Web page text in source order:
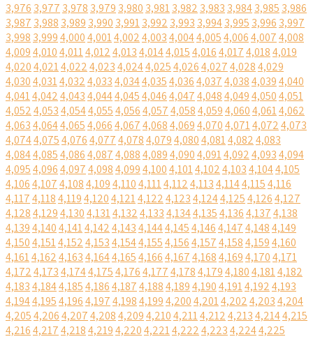
3,976 3,977 3,978 3,979 3,980 3,9813,982 3,983 3,9843,985 3,986
3,987 3,988 3,989 3,990 3,9913,992 3,993 3,9943,995 3,996 3,997
3,998 3,9994,0004,0014,0024,0034,0044,0054,0064,0074,008
4,0094,0104,0114,0124,0134,0144,0154,0164,0174,0184,019
4,0204,0214,0224,0234,0244,0254,0264,0274,0284,029
4,0304,0314,0324,0334,0344,0354,0364,0374,0384,0394,040
4,0414,0424,0434,0444,0454,0464,0474,0484,0494,0504,051
4,0524,0534,0544,0554,0564,0574,0584,0594,0604,0614,062
4,0634,0644,0654,0664,0674,0684,0694,0704,0714,0724,073
4,0744,0754,0764,0774,0784,0794,0804,0814,0824,083
4,0844,0854,0864,0874,0884,0894,0904,0914,0924,0934,094
4,0954,0964,0974,0984,0994,1004,1014,1024,1034,1044,105
4,1064,1074,1084,1094,1104,1114,1124,1134,1144,1154,116
4,1174,1184,1194,1204,1214,1224,1234,1244,1254,1264,127
4,1284,1294,1304,1314,1324,1334,1344,1354,1364,1374,138
4,1394,1404,1414,1424,1434,1444,1454,1464,1474,1484,149
4,1504,1514,1524,1534,1544,1554,1564,1574,1584,1594,160
4,1614,1624,1634,1644,1654,1664,1674,1684,1694,1704,171
4,1724,1734,1744,1754,1764,1774,1784,1794,1804,1814,182
4,1834,1844,1854,1864,1874,1884,1894,1904,1914,1924,193
4,1944,1954,1964,1974,1984,1994,2004,2014,2024,2034,204
4,2054,2064,2074,2084,2094,2104,2114,2124,2134,2144,215
4,2164,2174,2184,2194,2204,2214,2224,2234,2244,225